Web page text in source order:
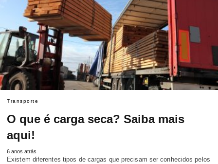
Transporte
O que é carga seca? Saiba mais
aqui!
6 anos atrás
Existem diferentes tipos de cargas que precisam ser conhecidos pelos